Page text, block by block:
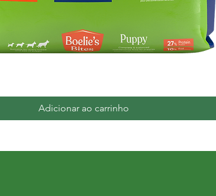
Adicionar ao carrinho